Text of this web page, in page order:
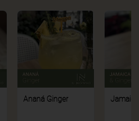
Ananá Ginger